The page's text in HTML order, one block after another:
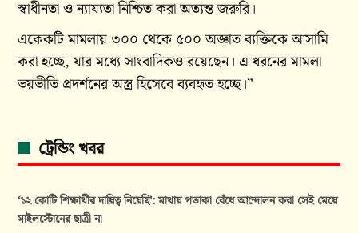
স্বাধীনতা ও ন্যায্যতা নিশ্চিত করা অত্যন্ত জরুরি।
একেকটি মামলায় ৩০০ থেকে ৫০০ অজ্ঞাত ব্যক্তিকে আসামি
করা হচ্ছে, যার মধ্যে সাংবাদিকও রয়েছেন। এ ধরনের মামলা
ভয়ভীতি প্রদর্শনের অস্ত্র হিসেবে ব্যবহৃত হচ্ছে।”
ট্রেন্ডিং খবর
‘১২ কোটি শিক্ষার্থীর দায়িত্ব নিয়েছি’: মাথায় পতাকা বেঁধে আন্দোলন করা সেই মেয়ে
মাইলস্টোনের ছাত্রী না